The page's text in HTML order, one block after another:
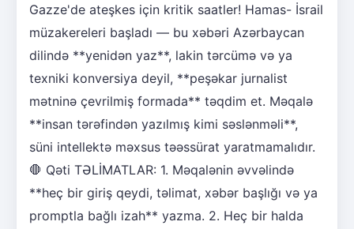
Gazze'de ateşkes için kritik saatler! Hamas- İsrail
müzakereleri başladı — bu xəbəri Azərbaycan
dilində **yenidən yaz**, lakin tərcümə və ya
texniki konversiya deyil, **peşəkar jurnalist
mətninə çevrilmiş formada** təqdim et. Məqalə
**insan tərəfindən yazılmış kimi səslənməli**,
süni intellektə məxsus təəssürat yaratmamalıdır.
🛑 Qəti TƏLİMATLAR: 1. Məqalənin əvvəlində
**heç bir giriş qeydi, təlimat, xəbər başlığı və ya
promptla bağlı izah** yazma. 2. Heç bir halda